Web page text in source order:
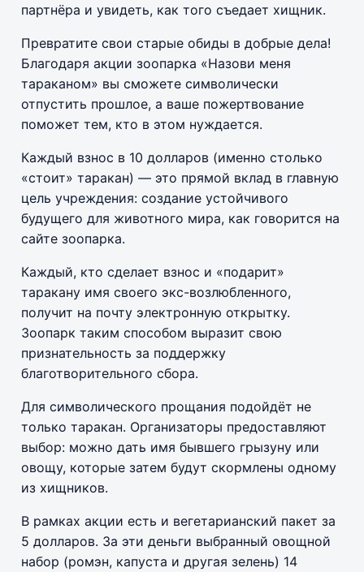
партнёра и увидеть, как того съедает хищник.
Превратите свои старые обиды в добрые дела!
Благодаря акции зоопарка «Назови меня
тараканом» вы сможете символически
отпустить прошлое, а ваше пожертвование
поможет тем, кто в этом нуждается.
Каждый взнос в 10 долларов (именно столько
«стоит» таракан) — это прямой вклад в главную
цель учреждения: создание устойчивого
будущего для животного мира, как говорится на
сайте зоопарка.
Каждый, кто сделает взнос и «подарит»
таракану имя своего экс-возлюбленного,
получит на почту электронную открытку.
Зоопарк таким способом выразит свою
признательность за поддержку
благотворительного сбора.
Для символического прощания подойдёт не
только таракан. Организаторы предоставляют
выбор: можно дать имя бывшего грызуну или
овощу, которые затем будут скормлены одному
из хищников.
В рамках акции есть и вегетарианский пакет за
5 долларов. За эти деньги выбранный овощной
набор (ромэн, капуста и другая зелень) 14